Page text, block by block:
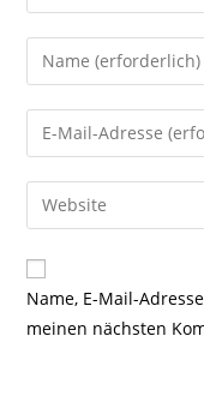
Gib
deinen
Namen
oder
zum
Kommentieren
ein
Gib
deine
E-
Mail-
zum
Kommentieren
ein
Gib
deine
Website-
URL
Name, E-Mail-
meinen nächsten